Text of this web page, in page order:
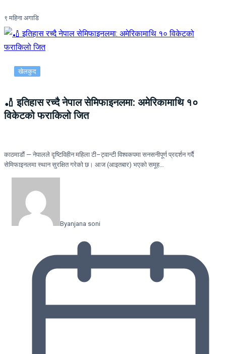
९ महिना अगाडि
खेलकुद
🏏 इतिहास रच्दै नेपाल सेमिफाइनलमा: अमेरिकामाथि १०
विकेटको फराकिलो जित
काठमाडौं — नेपालले दृष्टिविहीन महिला टी–ट्वान्टी विश्वकपमा सनसनीपूर्ण प्रदर्शन गर्दै
सेमिफाइनलमा स्थान सुरक्षित गरेको छ। आज (आइतबार) भएको समूह…
Byanjana soni